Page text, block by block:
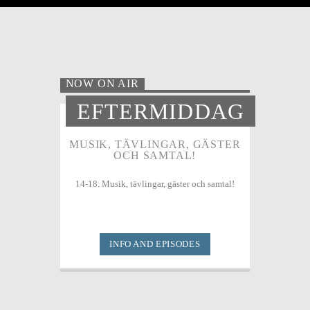
NOW ON AIR
EFTERMIDDAG
MUSIK, TÄVLINGAR, GÄSTER
OCH SAMTAL!
14-18. Musik, tävlingar, gäster och samtal!
INFO AND EPISODES